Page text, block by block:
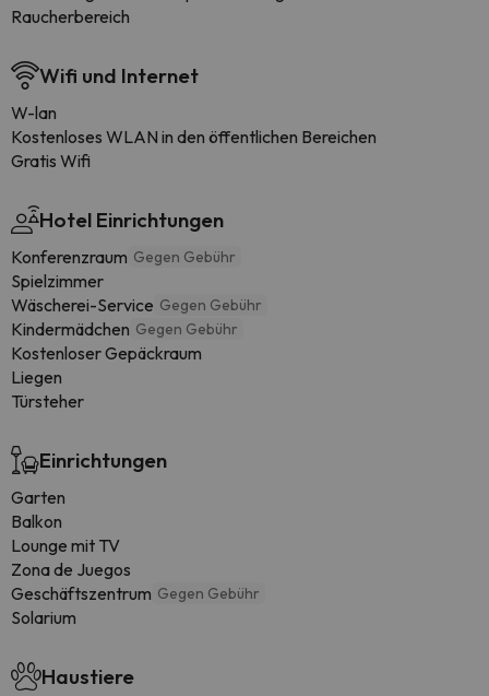
Raucherbereich
Wifi und Internet
W-lan
Kostenloses WLAN in den öffentlichen Bereichen
Gratis Wifi
Hotel Einrichtungen
Konferenzraum Gegen Gebühr
Spielzimmer
Wäscherei-Service Gegen Gebühr
Kindermädchen Gegen Gebühr
Kostenloser Gepäckraum
Liegen
Türsteher
Einrichtungen
Garten
Balkon
Lounge mit TV
Zona de Juegos
Geschäftszentrum Gegen Gebühr
Solarium
Haustiere